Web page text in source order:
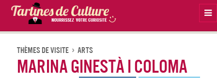
Thèmes De Visite Arts
Marina Ginestà i Coloma